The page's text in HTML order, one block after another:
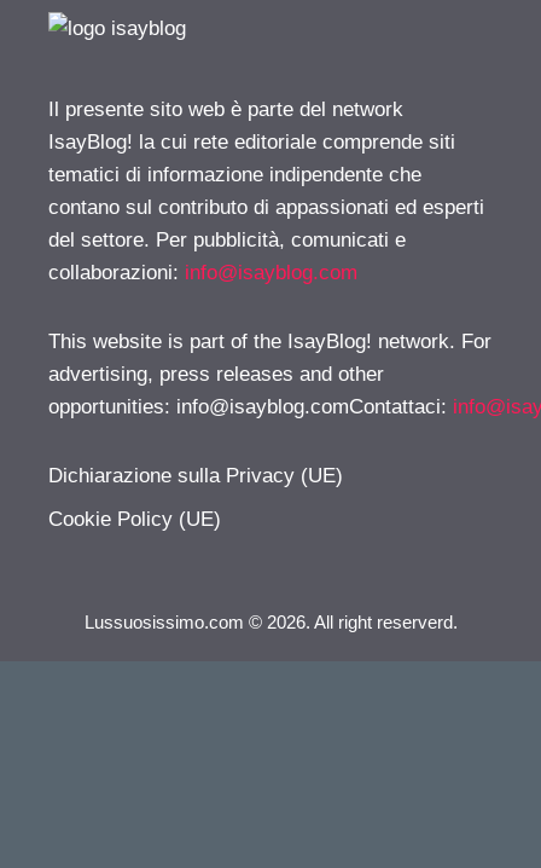
Il presente sito web è parte del network
IsayBlog! la cui rete editoriale comprende siti
tematici di informazione indipendente che
contano sul contributo di appassionati ed esperti
del settore. Per pubblicità, comunicati e
collaborazioni: info@isayblog.com
This website is part of the IsayBlog! network. For
advertising, press releases and other
opportunities: info@isayblog.comContattaci:
Dichiarazione sulla Privacy (UE)
Cookie Policy (UE)
Lussuosissimo.com © 2026. All right reserverd.